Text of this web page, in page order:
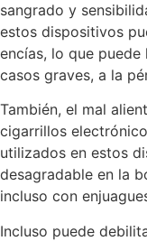
sangrado y
estos dispositivos
encías, lo que
casos graves, a la
También, el mal
cigarrillos
utilizados en estos
desagradable en la
incluso con
Incluso puede